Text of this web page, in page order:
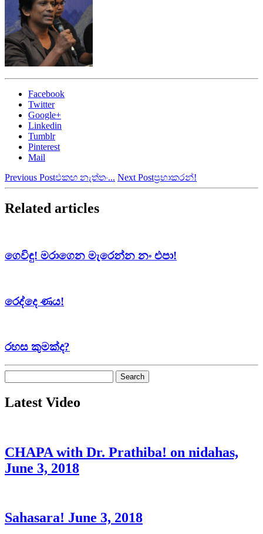
Facebook
Twitter
Google+
Linkedin
Tumblr
Pinterest
Mail
Previous Postඑකඟ නැත්තං... Next Postප්‍රභාකරන්!
Related articles
ගෙවිඳු! මරාගෙන මැරෙන්න නං එපා!
රෙද්දෙ ණය!
රහස කුමක්ද?
for:
Latest Video
CHAPA with Dr. Prathiba! on nidahas,
June 3, 2018
Sahasara! June 3, 2018